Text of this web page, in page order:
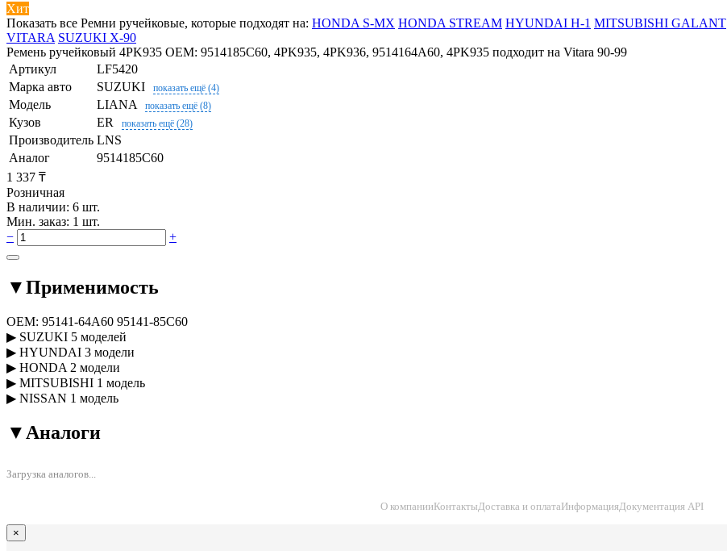
Хит
Показать все Ремни ручейковые, которые подходят на: HONDA S-MX HONDA STREAM HYUNDAI H-1 MITSUBISHI GALANT
VITARA SUZUKI X-90
Ремень ручейковый 4PK935 OEM: 9514185C60, 4PK935, 4PK936, 9514164A60, 4PK935 подходит на Vitara 90-99
Артикул
LF5420
Марка авто
SUZUKI показать ещё (4)
Модель LIANA показать ещё (8)
Кузов ER показать ещё (28)
Производитель LNS
Аналог
9514185C60
1 337 ₸
Розничная
В наличии: 6 шт.
Мин. заказ: 1 шт.
−
+
▼Применимость
OEM: 95141-64A60 95141-85C60
▶ SUZUKI 5 моделей
▶ HYUNDAI 3 модели
▶ HONDA 2 модели
▶ MITSUBISHI 1 модель
▶ NISSAN 1 модель
▼ Аналоги
Загрузка аналогов...
О компанииКонтактыДоставка и оплатаИнформацияДокументация API
×